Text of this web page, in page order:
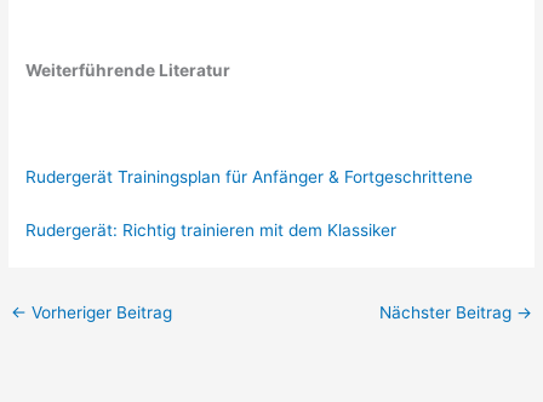
Weiterführende Literatur
Rudergerät Trainingsplan für Anfänger & Fortgeschrittene
Rudergerät: Richtig trainieren mit dem Klassiker
← Vorheriger Beitrag Nächster Beitrag →